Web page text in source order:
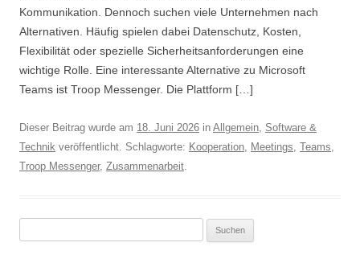
Kommunikation. Dennoch suchen viele Unternehmen nach
Alternativen. Häufig spielen dabei Datenschutz, Kosten,
Flexibilität oder spezielle Sicherheitsanforderungen eine
wichtige Rolle. Eine interessante Alternative zu Microsoft
Teams ist Troop Messenger. Die Plattform […]
Dieser Beitrag wurde am 18. Juni 2026 in Allgemein, Software &
Technik veröffentlicht. Schlagworte: Kooperation, Meetings, Teams,
Troop Messenger, Zusammenarbeit.